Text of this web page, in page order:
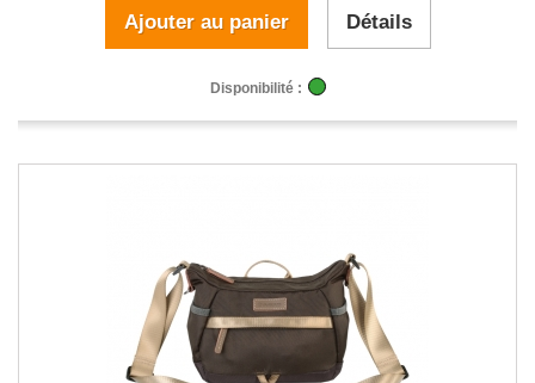
Ajouter au panier Détails
Disponibilité :